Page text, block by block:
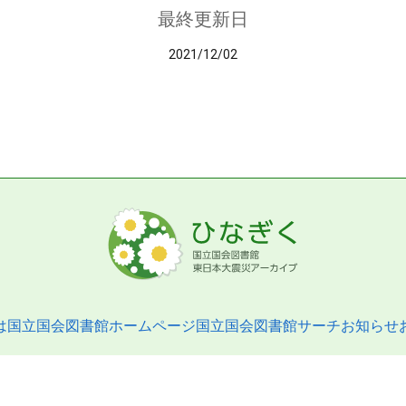
最終更新日
2021/12/02
国立国会図書館ホームページ国立国会図書館サーチお知らせ